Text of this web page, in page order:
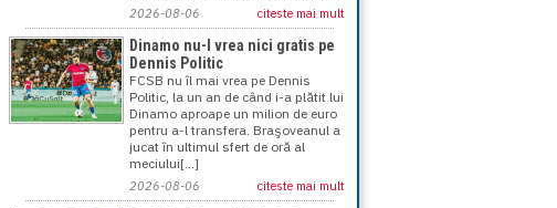
2026-08-06 citeste mai mult
Dinamo nu-l vrea nici gratis pe
Dennis Politic
FCSB nu îl mai vrea pe Dennis
Politic, la un an de când i-a plătit lui
Dinamo aproape un milion de euro
pentru a-l transfera. Braşoveanul a
jucat în ultimul sfert de oră al
meciului[...]
2026-08-06 citeste mai mult